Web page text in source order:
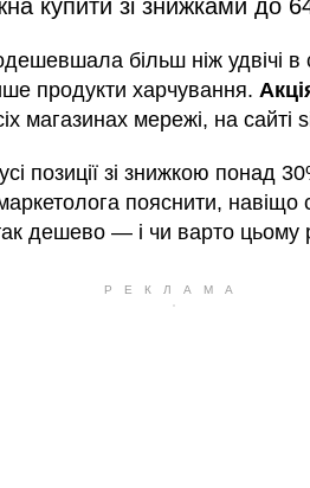
купити зі знижками до
більш ніж удвічі в
продукти харчування.
магазинах мережі, на сайті
позиції зі знижкою понад
пояснити, навіщо
дешево — і чи варто цьому